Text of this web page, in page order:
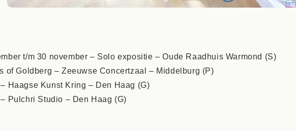
t/m 30 november – Solo expositie – Oude Raadhuis Warmond (S)
of Goldberg – Zeeuwse Concertzaal – Middelburg (P)
Haagse Kunst Kring – Den Haag (G)
Pulchri Studio – Den Haag (G)